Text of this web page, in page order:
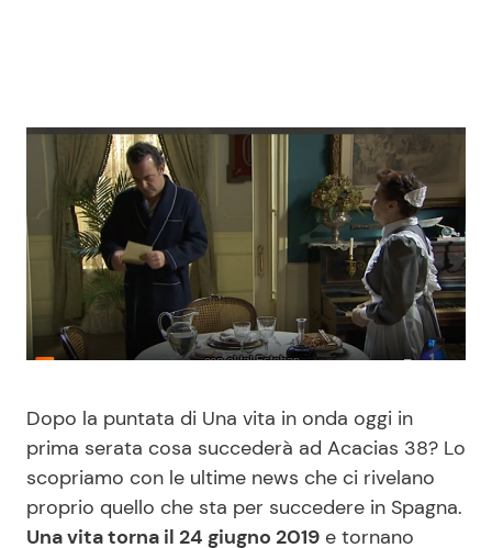
News Cinema
News Musica
News Spettacolo
News dal mondo
Benessere
Moda e Style
Mondo Mamma
Cucina e Ricette
Dolci
Le Ricette in TV
Dopo la puntata di Una vita in onda oggi in
prima serata cosa succederà ad Acacias 38? Lo
scopriamo con le ultime news che ci rivelano
proprio quello che sta per succedere in Spagna.
Una vita torna il 24 giugno 2019 e tornano